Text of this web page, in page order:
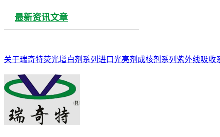
最新资讯文章
关于瑞奇特荧光增白剂系列 进口光亮剂 成核剂系列 紫外线吸收